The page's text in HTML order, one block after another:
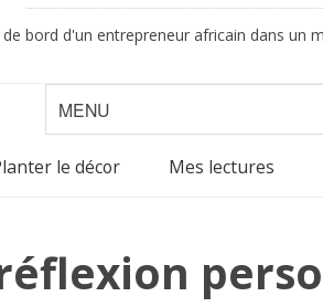
de bord d'un entrepreneur africain dans un
le décor Mes lectures